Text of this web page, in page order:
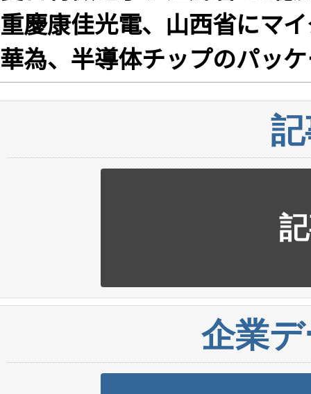
重慶康佳光電、山西省にマ
華為、半導体チップのパッ
企業